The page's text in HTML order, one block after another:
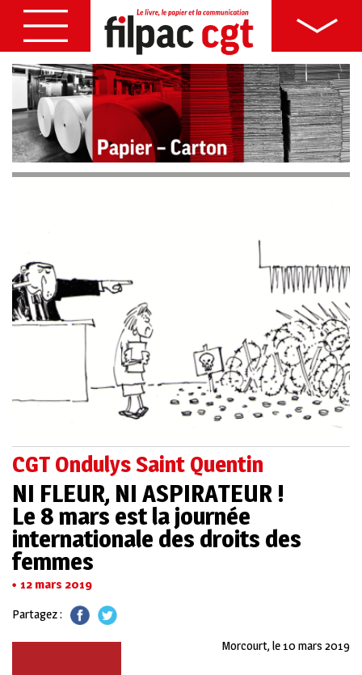
CGT Ondulys Saint Quentin
NI FLEUR, NI ASPIRATEUR !
Le 8 mars est la journée
internationale des droits des
femmes
12 mars 2019
Partagez :
Morcourt, le 10 mars 2019